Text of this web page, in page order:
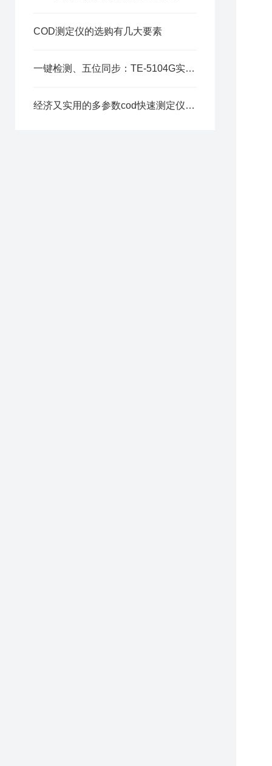
COD测定仪的选购有几大要素
一键检测、五位同步：TE-5104G实验室水质仪实现多场景精准覆盖！
经济又实用的多参数cod快速测定仪仪器